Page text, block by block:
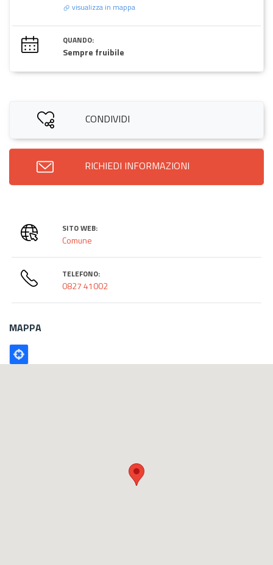
visualizza in mappa
QUANDO:
Sempre fruibile
CONDIVIDI
RICHIEDI INFORMAZIONI
SITO WEB:
Comune
TELEFONO:
0827 41002
MAPPA
Poligono
GEO